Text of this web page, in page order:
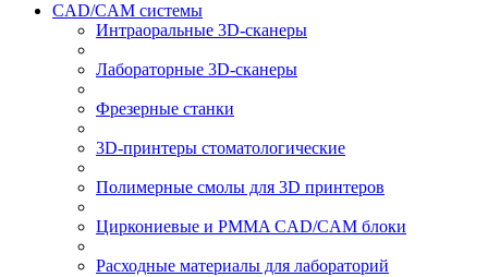
CAD/CAM системы
Интраоральные 3D-сканеры
Лабораторные 3D-сканеры
Фрезерные станки
3D-принтеры стоматологические
Полимерные смолы для 3D принтеров
Циркониевые и PMMA CAD/CAM блоки
Расходные материалы для лабораторий